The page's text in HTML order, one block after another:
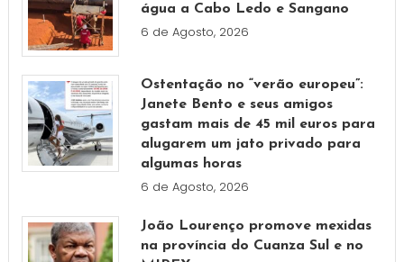
água a Cabo Ledo e Sangano
6 de Agosto, 2026
Ostentação no “verão europeu”:
Janete Bento e seus amigos
gastam mais de 45 mil euros para
alugarem um jato privado para
algumas horas
6 de Agosto, 2026
João Lourenço promove mexidas
na província do Cuanza Sul e no